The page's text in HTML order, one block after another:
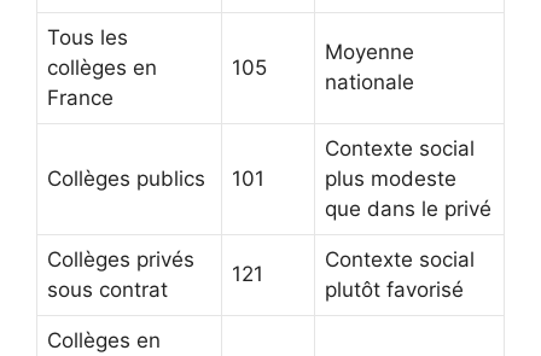
Tous les
collèges en
France
105
Moyenne
nationale
Collèges publics 101
Contexte social
plus modeste
que dans le privé
Collèges privés
sous contrat
121
Contexte social
plutôt favorisé
Collèges en